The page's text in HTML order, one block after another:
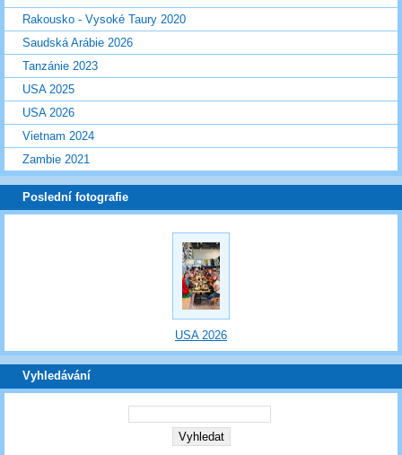
Rakousko - Vysoké Taury 2020
Saudská Arábie 2026
Tanzánie 2023
USA 2025
USA 2026
Vietnam 2024
Zambie 2021
Poslední fotografie
USA 2026
Vyhledávání